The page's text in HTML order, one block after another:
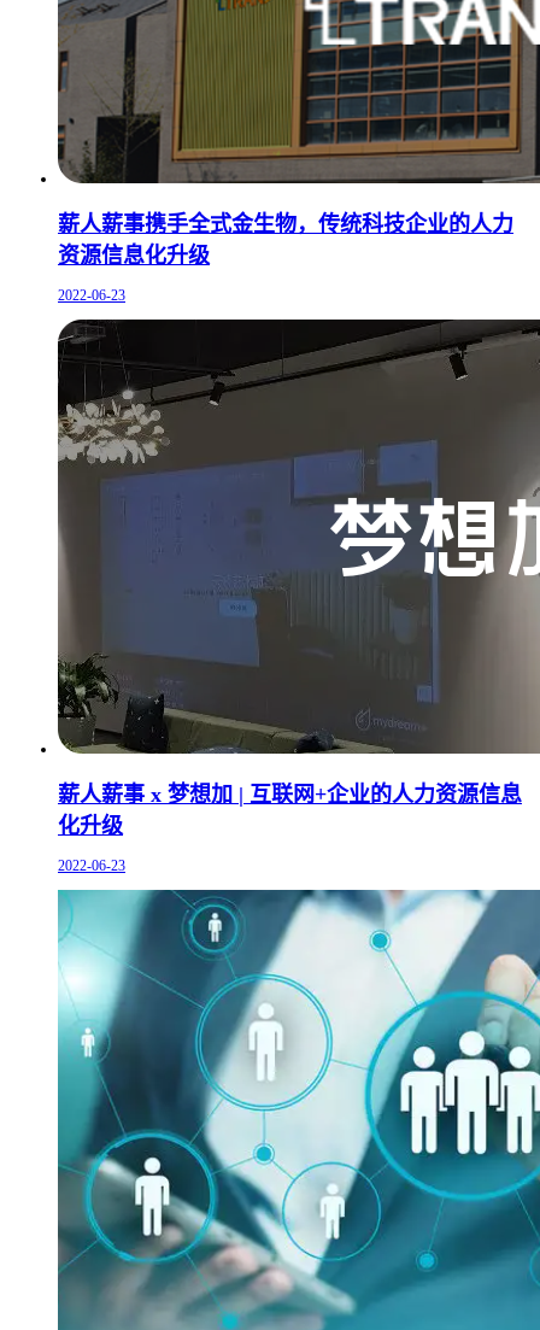
薪人薪事携手全式金生物，传统科技企业的人力
资源信息化升级
2022-06-23
薪人薪事 x 梦想加 | 互联网+企业的人力资源信息
化升级
2022-06-23